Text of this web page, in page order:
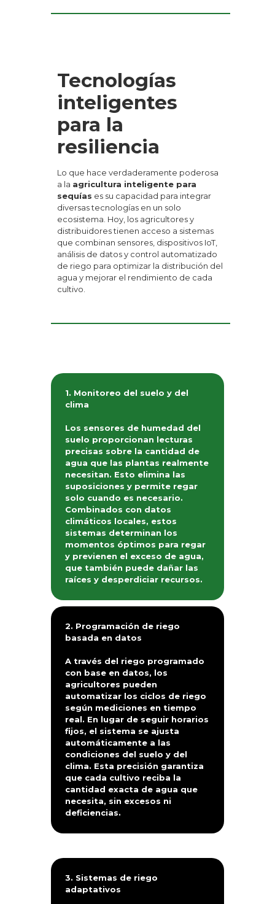
Tecnologías
inteligentes
para la
resiliencia
Lo que hace verdaderamente poderosa
a la agricultura inteligente para
sequías es su capacidad para integrar
diversas tecnologías en un solo
ecosistema. Hoy, los agricultores y
distribuidores tienen acceso a sistemas
que combinan sensores, dispositivos IoT,
análisis de datos y control automatizado
de riego para optimizar la distribución del
agua y mejorar el rendimiento de cada
cultivo.
1. Monitoreo del suelo y del
clima
Los sensores de humedad del
suelo proporcionan lecturas
precisas sobre la cantidad de
agua que las plantas realmente
necesitan. Esto elimina las
suposiciones y permite regar
solo cuando es necesario.
Combinados con datos
climáticos locales, estos
sistemas determinan los
momentos óptimos para regar
y previenen el exceso de agua,
que también puede dañar las
raíces y desperdiciar recursos.
2. Programación de riego
basada en datos
A través del riego programado
con base en datos, los
agricultores pueden
automatizar los ciclos de riego
según mediciones en tiempo
real. En lugar de seguir horarios
fijos, el sistema se ajusta
automáticamente a las
condiciones del suelo y del
clima. Esta precisión garantiza
que cada cultivo reciba la
cantidad exacta de agua que
necesita, sin excesos ni
deficiencias.
3. Sistemas de riego
adaptativos